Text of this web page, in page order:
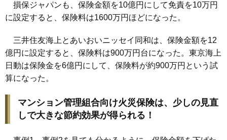
損保ジャパンも、保険金額を10億円にして免責を10万円
に設定すると、保険料は1600万円ほどになった。
三井住友海上とあいおいニッセイ同和は、保険金額を12
億円に設定すると、保険料は900万円台になった。東京海上
日動は保険金を6億円にして、保険料が約900万円という試
算になった。
マンション管理組合向け火災保険は、少しの見直
しで大きな節約効果が得られる！